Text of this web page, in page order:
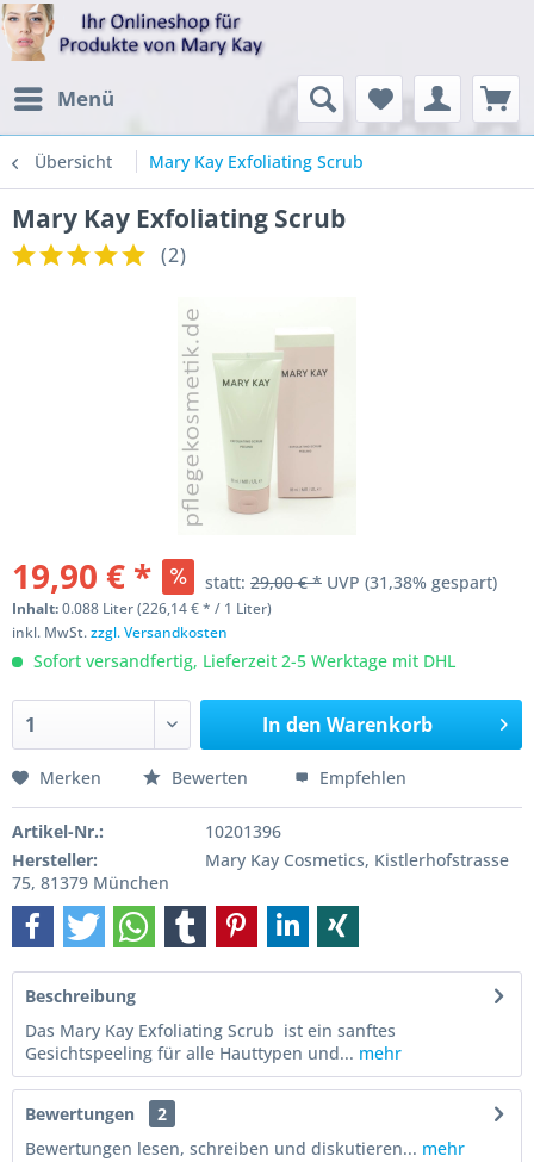
Menü
Übersicht Mary Kay Exfoliating Scrub
Mary Kay Exfoliating Scrub
(2)
19,90 € * statt: 29,00 € * UVP (31,38% gespart)
Inhalt:0.088 Liter (226,14 € * / 1 Liter)
inkl. MwSt.zzgl. Versandkosten
Sofort versandfertig, Lieferzeit 2-5 Werktage mit DHL
In den Warenkorb
Merken Bewerten Empfehlen
Artikel-Nr.:
10201396
Hersteller:
Mary Kay Cosmetics, Kistlerhofstrasse
75, 81379 München
Beschreibung
Das Mary Kay Exfoliating Scrub ist ein sanftes
Gesichtspeeling für alle Hauttypen und... mehr
Bewertungen
2
Bewertungen lesen, schreiben und diskutieren... mehr